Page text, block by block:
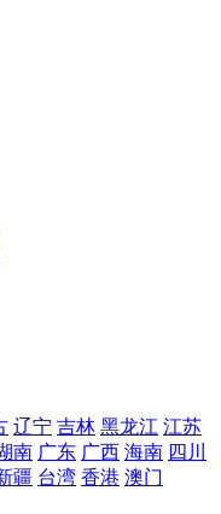
辽宁 吉林 黑龙江 江苏
南 广东 广西 海南 四川
疆 台湾 香港 澳门